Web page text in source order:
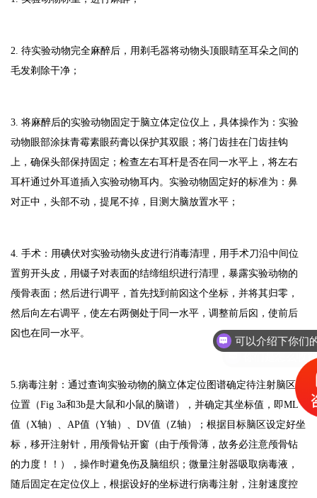
2. 待实验动物完全麻醉后，用剃毛器将动物头顶眼睛至耳朵之间的
毛发剃除干净；
3. 将麻醉后的实验动物固定于脑立体定位仪上，具体操作为：实验
动物眼部涂抹青霉素眼药膏以保护其双眼；将门齿挂在门齿挂钩
上，确保头部保持固定；检查左右耳杆是否在同一水平上，将左右
耳杆通过外耳道插入实验动物耳内。实验动物固定好的标准为：鼻
对正中，头部不动，提尾不掉，目测大脑放置水平；
4. 手术：用碘伏对实验动物头皮进行消毒清理，用手术刀沿中间位
置剪开头皮，用镊子对表面的结缔组织进行清理，暴露实验动物的
颅骨表面；然后进行调平，首先找到前囟这个坐标，并将其归零，
然后向左右调平，使左右两侧处于同一水平，调整前后囟，使前后
囟也在同一水平。
5.病毒注射：通过查询实验动物的脑立体定位图谱确定待注射脑区的
位置（Fig 3a和3b是大鼠和小鼠的脑谱），并确定其坐标值，即ML
值（X轴）、AP值（Y轴）、DV值（Z轴）；根据目标脑区设定好坐
标，移开注射针，用颅骨钻开窗（由于颅骨薄，故务必注意颅骨钻
的力度！！），操作时避免伤及脑组织；微量注射器吸取病毒液，
随后固定在定位仪上，根据设好的坐标进行病毒注射，注射速度控
你们是怎么收